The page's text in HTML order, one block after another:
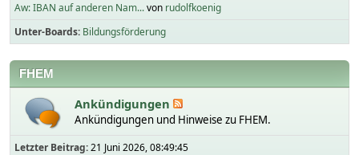
Aw: IBAN auf anderen Nam...von rudolfkoenig
Unter-Boards Bildungsförderung
FHEM
Ankündigungen
Ankündigungen und Hinweise zu FHEM.
Letzter Beitrag:21 Juni 2026, 08:49:45